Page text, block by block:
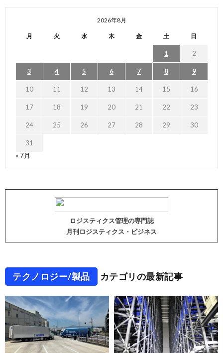
2026年8月
月 火 水 木 金 土 日
1 2
3 4 5 6 7 8 9
10 11 12 13 14 15 16
17 18 19 20 21 22 23
24 25 26 27 28 29 30
31
« 7月
ロジスティクス管理の専門誌
月刊ロジスティクス・ビジネス
テクノロジー/製品 カテゴリの最新記事